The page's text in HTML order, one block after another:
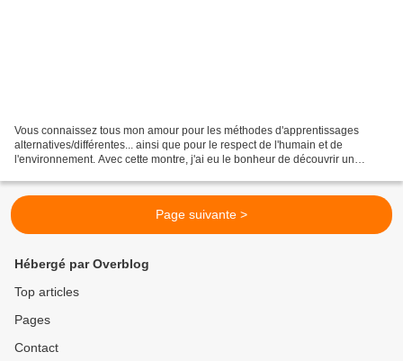
Vous connaissez tous mon amour pour les méthodes d'apprentissages
alternatives/différentes... ainsi que pour le respect de l'humain et de
l'environnement. Avec cette montre, j'ai eu le bonheur de découvrir un
Page suivante >
Hébergé par Overblog
Top articles
Pages
Contact